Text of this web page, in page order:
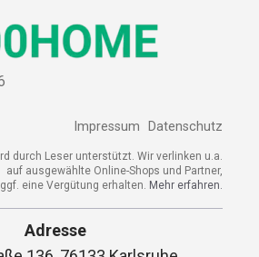
Impressum Datenschutz
durch Leser unterstützt. Wir verlinken u.a.
auf ausgewählte Online-Shops und Partner,
eine Vergütung erhalten. Mehr erfahren.
Adresse